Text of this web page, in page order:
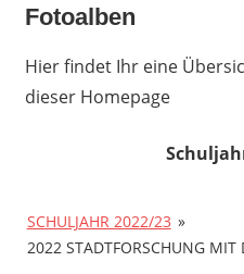
Fotoalben
Hier findet Ihr eine
dieser Homepage
SCHULJAHR 2022/23 »
2022 STADTFORSCHUNG MIT